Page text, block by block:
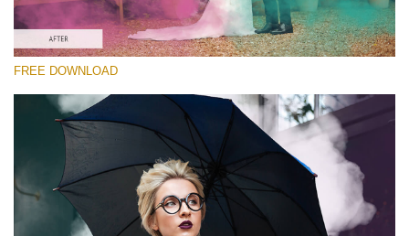
Large 6000*4000px
Entire Collection
Large 6000*4000px
Free download
FREE DOWNLOAD